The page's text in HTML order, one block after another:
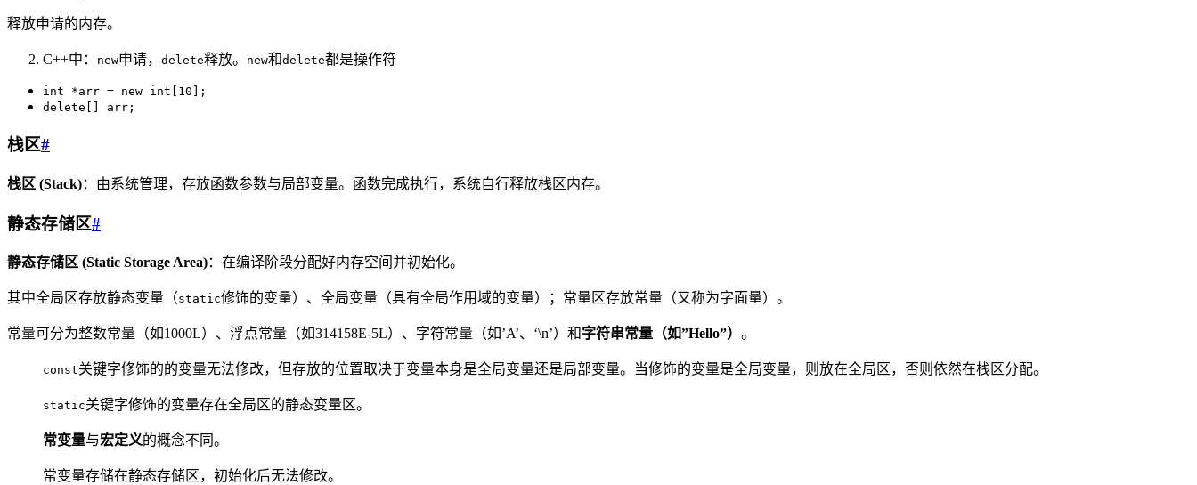
释放申请的内存。
C++中： new申请， delete释放。 new和delete都是操作符
int *arr = new int[10];
delete[] arr;
栈区#
栈区 (Stack)：由系统管理，存放函数参数与局部变量。函数完成执行，系统自行释放栈区内存。
静态存储区#
静态存储区 (Static Storage Area)：在编译阶段分配好内存空间并初始化。
其中全局区存放静态变量（ static修饰的变量）、全局变量（具有全局作用域的变量）；常量区存放常量（又称为字面量）。
常量可分为整数常量（如1000L）、浮点常量（如314158E-5L）、字符常量（如’A’、‘\n’）和字符串常量（如”Hello”） 。
const关键字修饰的的变量无法修改，但存放的位置取决于变量本身是全局变量还是局部变量。当修饰的变量是全局变量，则放在全局区，否则依然在栈区分配。
static关键字修饰的变量存在全局区的静态变量区。
常变量与宏定义的概念不同。
常变量存储在静态存储区，初始化后无法修改。